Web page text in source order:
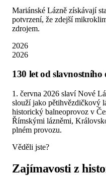
Mariánské Lázně získávají
potvrzení, že zdejší
zdrojem.
2026
2026
130 let od slavnostního
1. června 2026 slaví Nové
slouží jako pětihvězdičkový
historický balneoprovoz v
Římskými lázněmi,
plném provozu.
Věděli jste?
Zajímavosti z